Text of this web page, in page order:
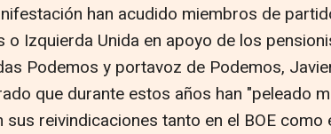
han acudido miembros de
o Izquierda Unida en apoyo de los
Podemos y portavoz de Podemos,
que durante estos años han "peleado
sus reivindicaciones tanto en el BOE como